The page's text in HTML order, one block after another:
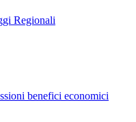
Regionali
benefici economici